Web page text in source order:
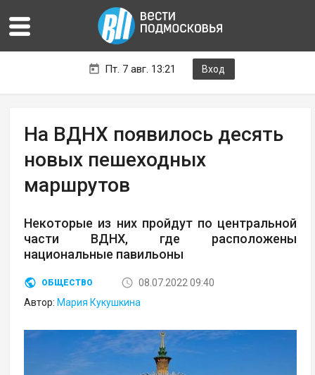
Пт. 7 авг. 13:21 Вход
На ВДНХ появилось десять
новых пешеходных
маршрутов
Некоторые из них пройдут по центральной
части ВДНХ, где расположены
национальные павильоны
ОБЩЕСТВО
08.07.2022 09:40
Автор: Мария Кукушкина